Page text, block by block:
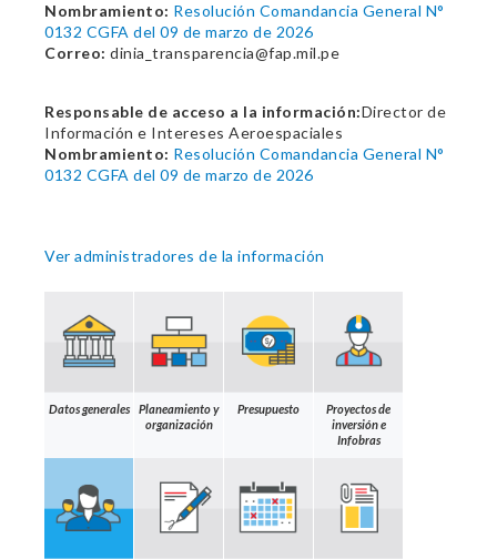
Nombramiento: Resolución Comandancia General N°
0132 CGFA del 09 de marzo de 2026
Correo: dinia_transparencia@fap.mil.pe
Responsable de acceso a la información:Director de
Información e Intereses Aeroespaciales
Nombramiento: Resolución Comandancia General N°
0132 CGFA del 09 de marzo de 2026
Ver administradores de la información
Datos generales
Planeamiento y
organización
Presupuesto
Proyectos de
inversión e
Infobras